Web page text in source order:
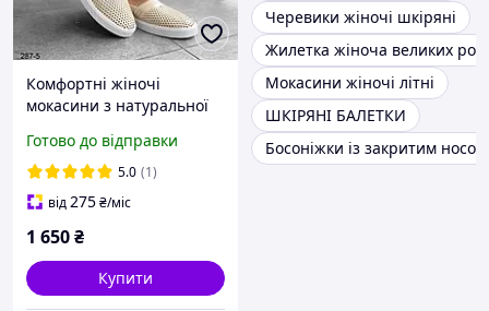
Комфортні жіночі
мокасини з натуральної
36-41
Готово до відправки
5.0 (1)
від275₴/міс
1 650₴
Купити
Черевики жіночі шкіряні
Жилетка жіноча великих
Мокасини жіночі літні
ШКІРЯНІ БАЛЕТКИ
Босоніжки із закритим носом